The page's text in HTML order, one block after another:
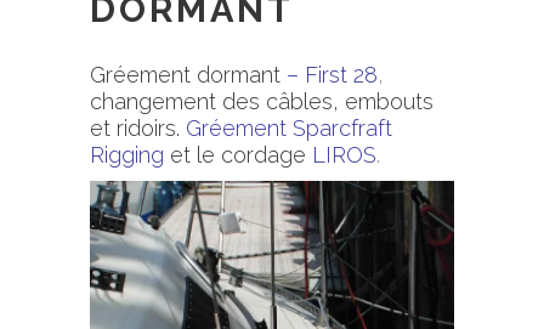
DORMANT
Gréement dormant – First 28,
changement des câbles, embouts
et ridoirs. Gréement Sparcfraft
Rigging et le cordage LIROS.